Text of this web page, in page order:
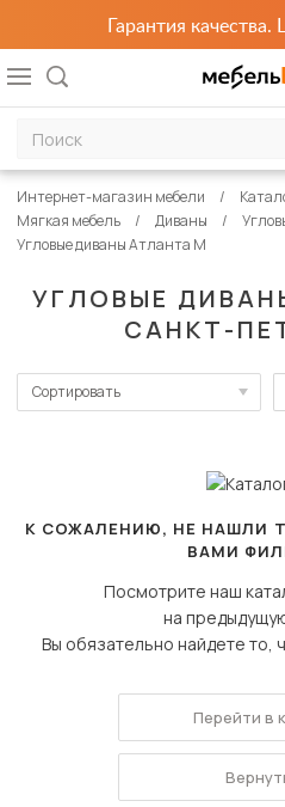
Гарантия
УГЛОВЫЕ
САНКТ-
Интернет-магазин мебели
Мягкая мебель
Диваны
Угловые диваны Атланта М
Сортировать
Сначала дешевые
К СОЖАЛЕНИЮ, НЕ НАШЛИ
ВАМИ
Посмотрите наш
на
Вы обязательно найдете то,
Перейти в